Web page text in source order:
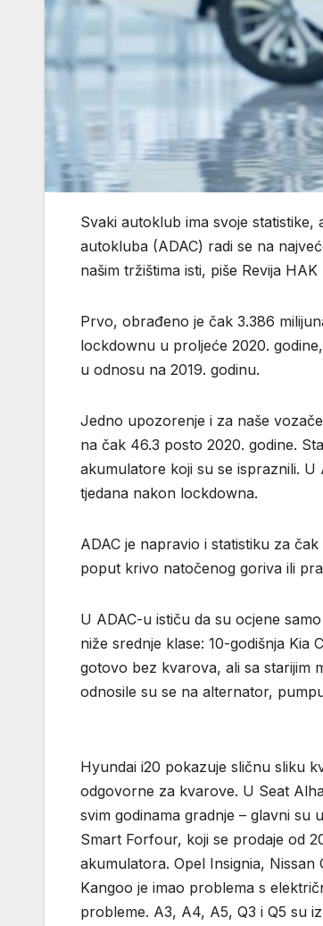
Svaki autoklub ima svoje
autokluba (ADAC) radi se na
našim tržištima isti, piše Revija HAK
Prvo, obrađeno je čak 3.386
lockdownu u proljeće 2020.
u odnosu na 2019. godinu.
Jedno upozorenje i za naše
na čak 46.3 posto 2020. godine.
akumulatore koji su se ispraznili.
tjedana nakon lockdowna.
ADAC je napravio i statistiku za
poput krivo natočenog goriva ili
U ADAC-u ističu da su ocjene
niže srednje klase: 10-godišnja Kia
gotovo bez kvarova, ali sa starijim
odnosile su se na alternator,
Hyundai i20 pokazuje sličnu sliku
odgovorne za kvarove. U Seat
svim godinama gradnje – glavni su
Smart Forfour, koji se prodaje od
akumulatora. Opel Insignia,
Kangoo je imao problema s
probleme. A3, A4, A5, Q3 i Q5 su